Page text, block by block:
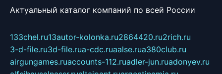
Актуальный каталог компаний по всей России
133chel.ru13autor-kolonka.ru2864420.ru2rich.ru
3-d-file.ru3d-file.rua-cdc.ruaalse.rua380club.ru
airgungames.ruaccounts-112.ruadler-jun.ruadonyev.ru